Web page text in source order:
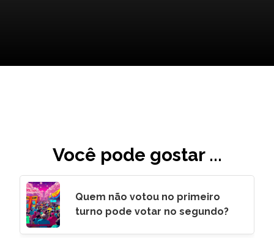
Você pode gostar ...
Quem não votou no primeiro
turno pode votar no segundo?